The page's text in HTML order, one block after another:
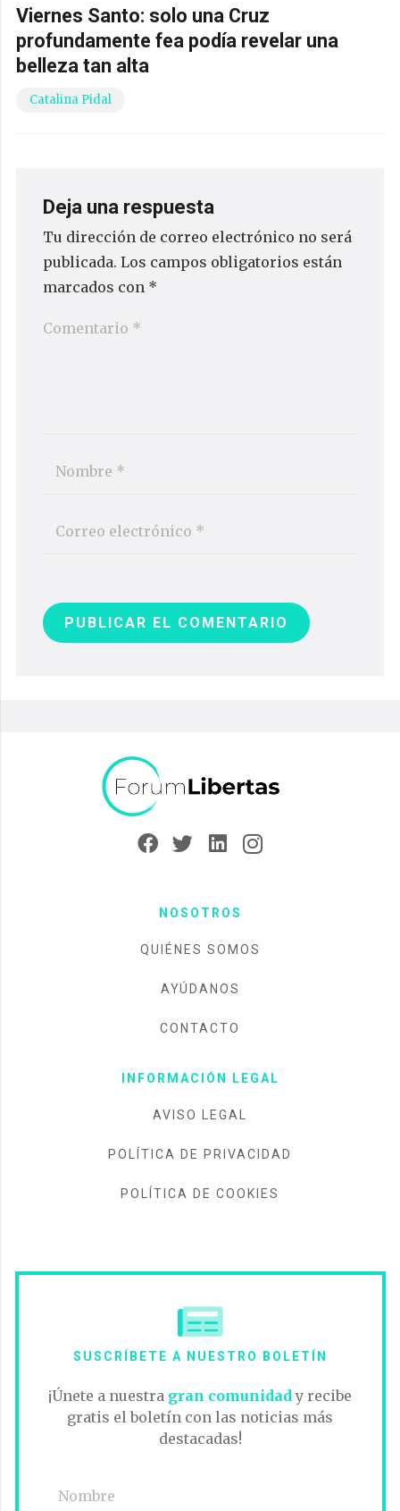
Viernes Santo: solo una Cruz
profundamente fea podía revelar una
belleza tan alta
Catalina Pidal
Deja una respuesta
Tu dirección de correo electrónico no será
publicada. Los campos obligatorios están
marcados con *
PUBLICAR EL COMENTARIO
NOSOTROS
QUIÉNES SOMOS
AYÚDANOS
CONTACTO
INFORMACIÓN LEGAL
AVISO LEGAL
POLÍTICA DE PRIVACIDAD
POLÍTICA DE COOKIES
SUSCRÍBETE A NUESTRO BOLETÍN
¡Únete a nuestra gran comunidady recibe
gratis el boletín con las noticias más
destacadas!